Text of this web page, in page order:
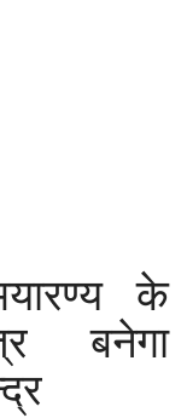
के
बनेगा